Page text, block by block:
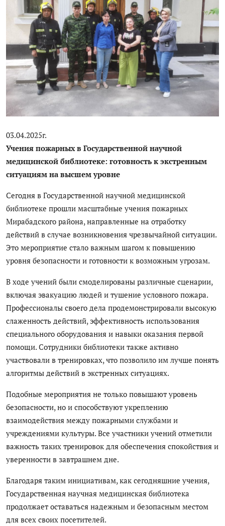
ГНМБ
История здравоохранения Узбекистана
Периодические издания
Медики Узбекистана
Фотогалерея
ИИ
Статистика
PDF-translator
Проблемы Арала
Антикоррупция
Русский
03.04.2025г.
Учения пожарных в Государственной научной
медицинской библиотеке: готовность к экстренным
ситуациям на высшем уровне
Сегодня в Государственной научной медицинской
библиотеке прошли масштабные учения пожарных
Мирабадского района, направленные на отработку
действий в случае возникновения чрезвычайной ситуации.
Это мероприятие стало важным шагом к повышению
уровня безопасности и готовности к возможным угрозам.
В ходе учений были смоделированы различные сценарии,
включая эвакуацию людей и тушение условного пожара.
Профессионалы своего дела продемонстрировали высокую
слаженность действий, эффективность использования
специального оборудования и навыки оказания первой
помощи. Сотрудники библиотеки также активно
участвовали в тренировках, что позволило им лучше понять
алгоритмы действий в экстренных ситуациях.
Подобные мероприятия не только повышают уровень
безопасности, но и способствуют укреплению
взаимодействия между пожарными службами и
учреждениями культуры. Все участники учений отметили
важность таких тренировок для обеспечения спокойствия и
уверенности в завтрашнем дне.
Благодаря таким инициативам, как сегодняшние учения,
Государственная научная медицинская библиотека
продолжает оставаться надежным и безопасным местом
для всех своих посетителей.